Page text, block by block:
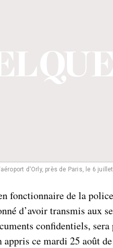
d'Orly, près de Paris, le 6
fonctionnaire de la
d’avoir transmis aux
confidentiels,
ce mardi 25 août